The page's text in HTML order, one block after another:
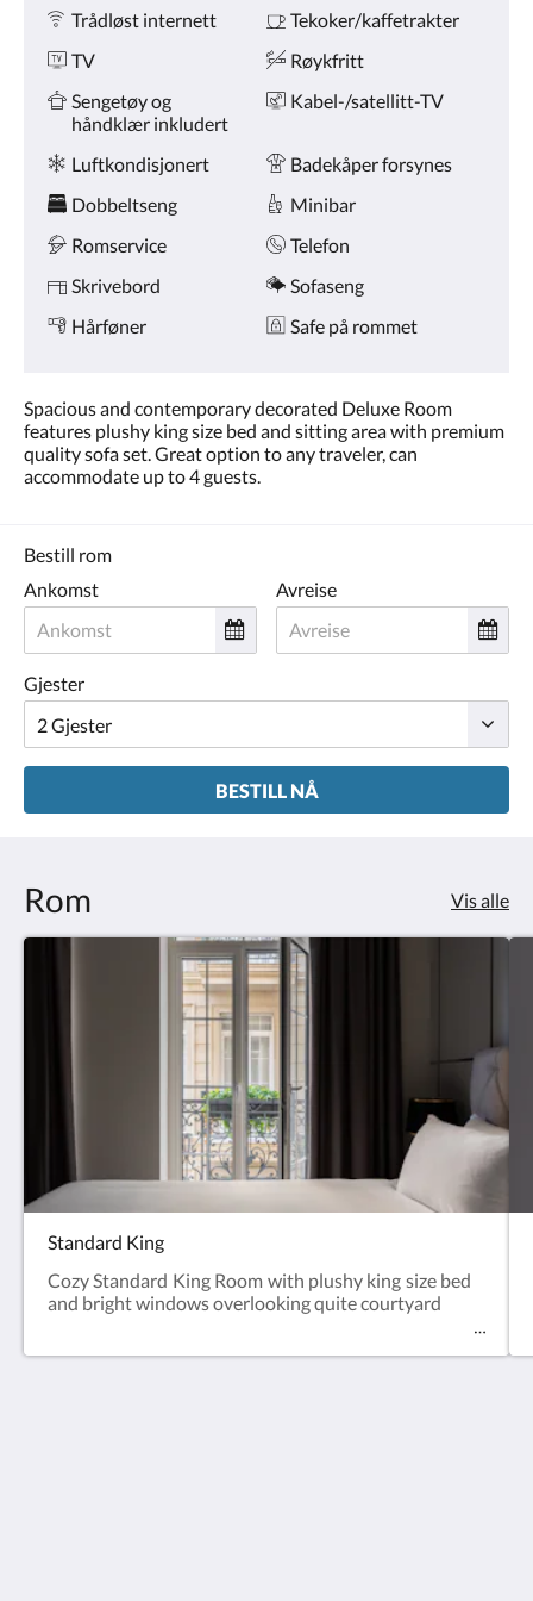
knappene
nest/forrige.
Fasiliteter
Trådløst internett
Tekoker/kaffetrakter
TV
Røykfritt
Sengetøy og
håndklær inkludert
Kabel-/satellitt-TV
Luftkondisjonert
Badekåper forsynes
Dobbeltseng
Minibar
Romservice
Telefon
Skrivebord
Sofaseng
Hårføner
Safe på rommet
Spacious and contemporary decorated Deluxe Room
features plushy king size bed and sitting area with premium
quality sofa set. Great option to any traveler, can
accommodate up to 4 guests.
Bestill rom
Ankomst
Avreise
Gjester
BESTILL NÅ
Rom Vis alle
Standard King
Cozy Standard King Room with plushy king size bed
and bright windows overlooking quite courtyard